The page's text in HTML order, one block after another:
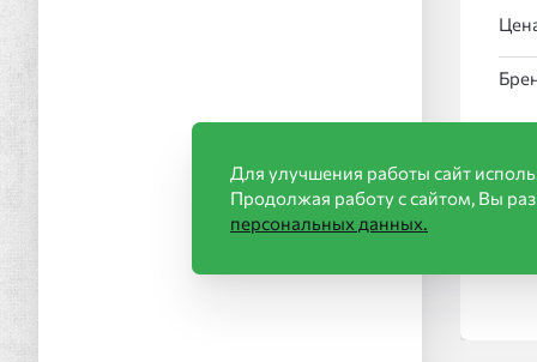
Для улучшения работы сайт
Продолжая работу с сайтом, Вы
персональных данных.